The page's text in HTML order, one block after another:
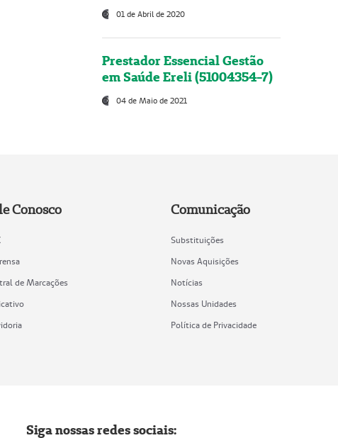
01 de Abril de 2020
Prestador Essencial Gestão
em Saúde Ereli (51004354-7)
04 de Maio de 2021
Conosco
de Marcações
Comunicação
Substituições
Novas Aquisições
Notícias
Nossas Unidades
Política de Privacidade
Siga nossas redes sociais: